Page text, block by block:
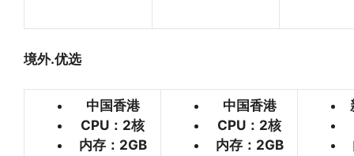
境外.优选
中国香港
CPU：2核
内存：2GB
中国香港
CPU：2核
内存：2GB